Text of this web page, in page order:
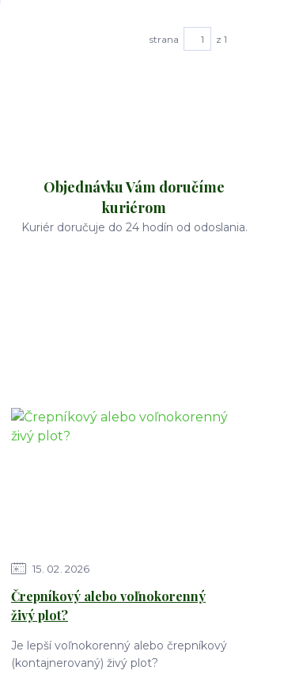
strana z 1
Objednávku Vám doručíme
kuriérom
Kuriér doručuje do 24 hodín od odoslania.
15 02 2026
Črepníkový alebo voľnokorenný
živý plot?
Je lepší voľnokorenný alebo črepníkový
(kontajnerovaný) živý plot?